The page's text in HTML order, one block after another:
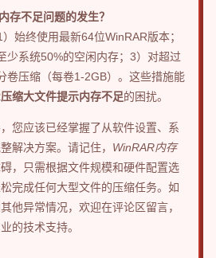
存不足问题的发生？
始终使用最新64位WinRAR版本；
少系统50%的空闲内存；3）对超过
卷压缩（每卷1-2GB）。这些措施能
缩大文件提示内存不足的困扰。
您应该已经掌握了从软件设置、系
解决方案。请记住， WinRAR内存
，只需根据文件规模和硬件配置选
完成任何大型文件的压缩任务。如
他异常情况，欢迎在评论区留言，
的技术支持。